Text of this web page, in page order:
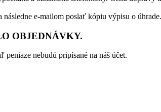
e-mailom poslať kópiu výpisu o úhrade.
OBJEDNÁVKY.
nebudú pripísané na náš účet.